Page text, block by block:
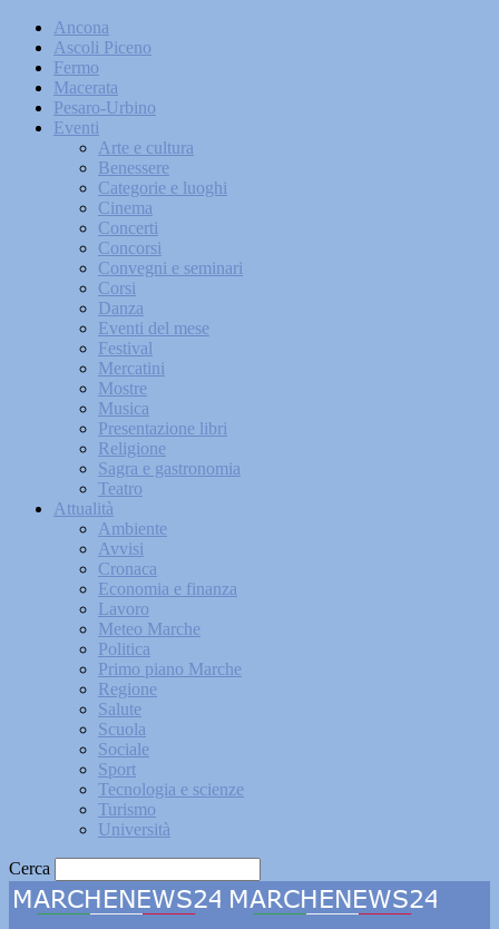
Ancona
Ascoli Piceno
Fermo
Macerata
Pesaro-Urbino
Eventi
Arte e cultura
Benessere
Categorie e luoghi
Cinema
Concerti
Concorsi
Convegni e seminari
Corsi
Danza
Eventi del mese
Festival
Mercatini
Mostre
Musica
Presentazione libri
Religione
Sagra e gastronomia
Teatro
Attualità
Ambiente
Avvisi
Cronaca
Economia e finanza
Lavoro
Meteo Marche
Politica
Primo piano Marche
Regione
Salute
Scuola
Sociale
Sport
Tecnologia e scienze
Turismo
Università
Cerca